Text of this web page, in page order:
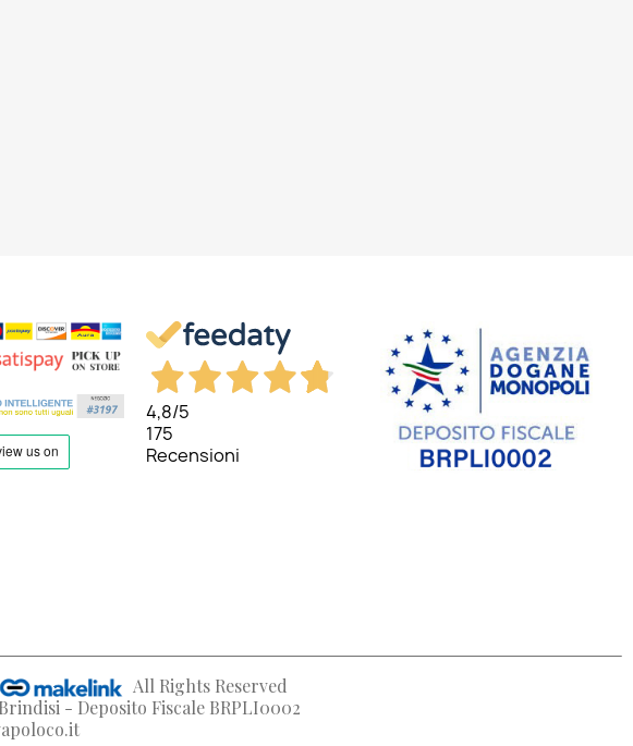
4,8/5
175
Recensioni
All Rights Reserved
Brindisi - Deposito Fiscale BRPLI0002